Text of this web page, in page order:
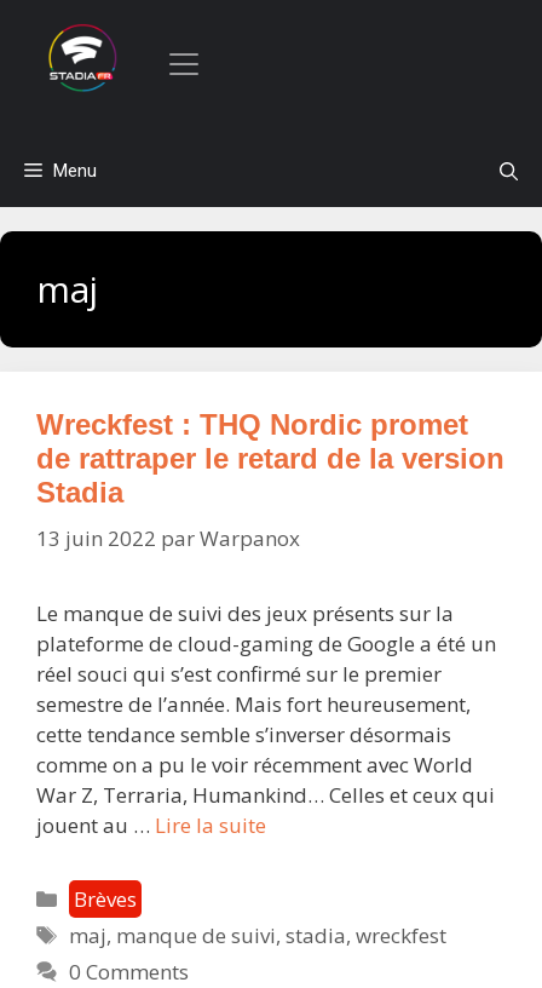
contenu
Menu
maj
Wreckfest : THQ Nordic promet
de rattraper le retard de la version
Stadia
13 juin 2022 parWarpanox
Le manque de suivi des jeux présents sur la
plateforme de cloud-gaming de Google a été un
réel souci qui s’est confirmé sur le premier
semestre de l’année. Mais fort heureusement,
cette tendance semble s’inverser désormais
comme on a pu le voir récemment avec World
War Z, Terraria, Humankind… Celles et ceux qui
jouent au … Lire la suite
promet
Catégories
Brèves
Étiquettes
maj, manque de suivi,stadia,wreckfest
0 Comments